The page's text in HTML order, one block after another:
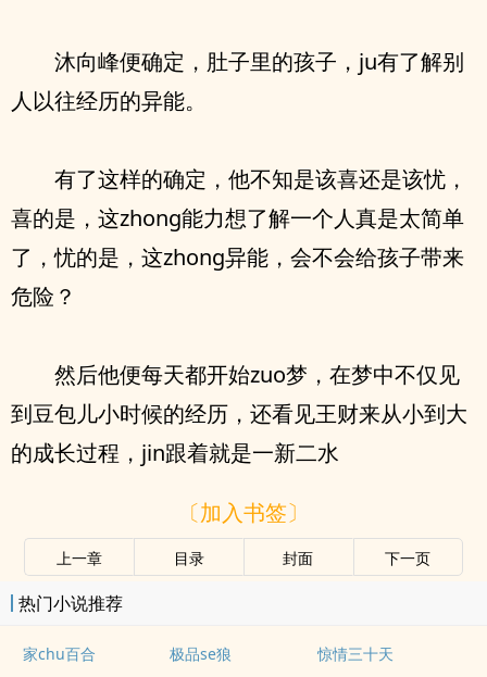
沐向峰便确定，肚子里的孩子，ju有了解别
人以往经历的异能。
有了这样的确定，他不知是该喜还是该忧，
喜的是，这zhong能力想了解一个人真是太简单
了，忧的是，这zhong异能，会不会给孩子带来
危险？
然后他便每天都开始zuo梦，在梦中不仅见
到豆包儿小时候的经历，还看见王财来从小到大
的成长过程，jin跟着就是一新二水
〔加入书签〕
上一章 目录 封面 下一页
热门小说推荐
家chu百合 极品se狼 惊情三十天